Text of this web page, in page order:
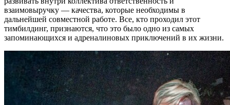
взаимовыручку — качества, которые необходимы в
дальнейшей совместной работе. Все, кто проходил этот
тимбилдинг, признаются, что это было одно из самых
запоминающихся и адреналиновых приключений в их жизни.